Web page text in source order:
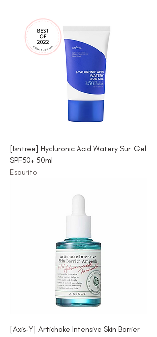
[Isntree] Hyaluronic Acid Watery Sun Gel
SPF50+ 50ml
Esaurito
[Axis-Y] Artichoke Intensive Skin Barrier